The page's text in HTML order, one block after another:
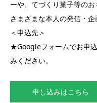
ーや、てづくり菓子等のお
さまざまな本人の発信・企
＜申込先＞
★Googleフォームでお申
みください。
申し込みはこちら